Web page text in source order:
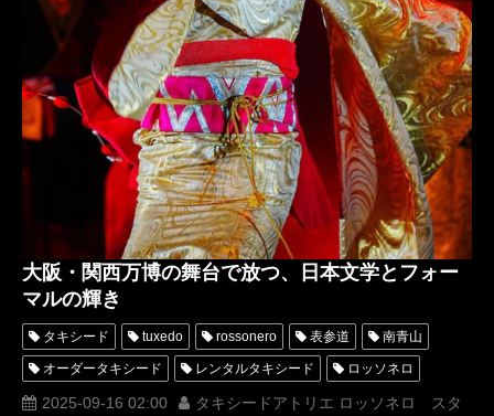
大阪・関西万博の舞台で放つ、日本文学とフォー
マルの輝き
タキシード tuxedo rossonero 表参道 南青山
オーダータキシード レンタルタキシード ロッソネロ
横山宗生 MUNETAKAYOKOYAMA
2025-09-16 02:00
タキシードアトリエ ロッソネロ スタ